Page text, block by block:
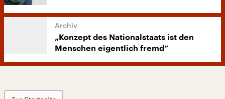
„Konzept des Nationalstaats ist den
Menschen eigentlich fremd“